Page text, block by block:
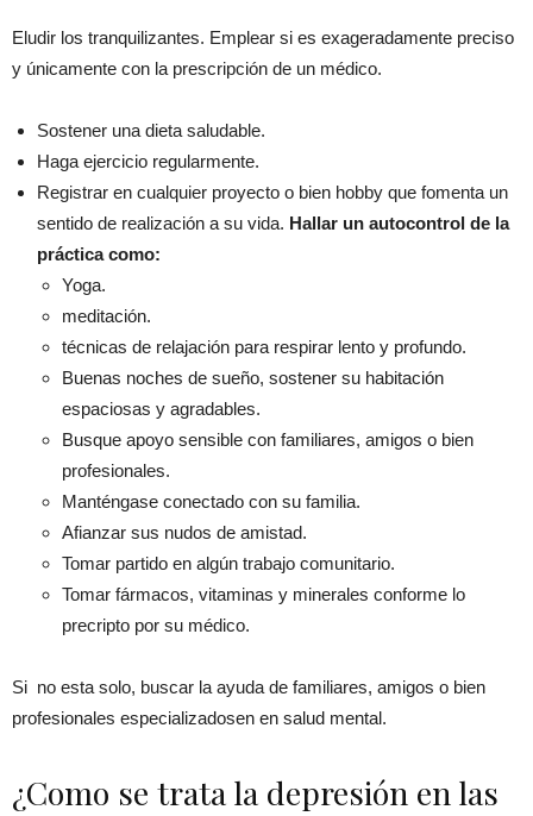
Eludir los tranquilizantes. Emplear si es exageradamente preciso
y únicamente con la prescripción de un médico.
Sostener una dieta saludable.
Haga ejercicio regularmente.
Registrar en cualquier proyecto o bien hobby que fomenta un
sentido de realización a su vida. Hallar un autocontrol de la
práctica como:
Yoga.
meditación.
técnicas de relajación para respirar lento y profundo.
Buenas noches de sueño, sostener su habitación
espaciosas y agradables.
Busque apoyo sensible con familiares, amigos o bien
profesionales.
Manténgase conectado con su familia.
Afianzar sus nudos de amistad.
Tomar partido en algún trabajo comunitario.
Tomar fármacos, vitaminas y minerales conforme lo
precripto por su médico.
Si no esta solo, buscar la ayuda de familiares, amigos o bien
profesionales especializadosen en salud mental.
¿Como se trata la depresión en las